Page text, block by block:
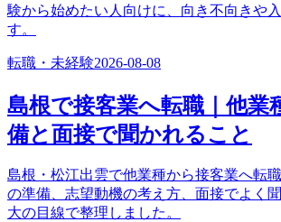
験から始めたい人向けに、向き不向きや
す。
転職・未経験2026-08-08
島根で接客業へ転職｜他業
備と面接で聞かれること
島根・松江出雲で他業種から接客業へ転
の準備、志望動機の考え方、面接でよく
大の目線で整理しました。